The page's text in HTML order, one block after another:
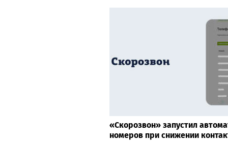
«Скорозвон» запустил
номеров при снижении